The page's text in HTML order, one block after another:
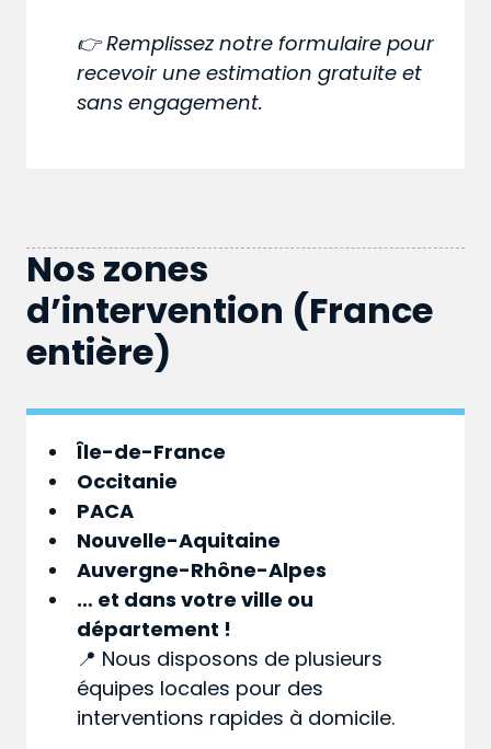
👉 Remplissez notre formulaire pour
recevoir une estimation gratuite et
sans engagement.
Nos zones
d’intervention (France
entière)
Île-de-France
Occitanie
PACA
Nouvelle-Aquitaine
Auvergne-Rhône-Alpes
… et dans votreville ou
département !
📍 Nous disposons de plusieurs
équipes locales pour des
interventions rapides à domicile.